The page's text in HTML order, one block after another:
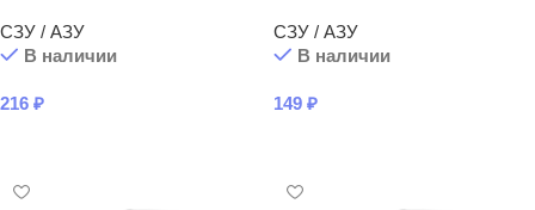
СЗУ / АЗУ
В наличии
216 ₽
СЗУ / АЗУ
В наличии
149 ₽